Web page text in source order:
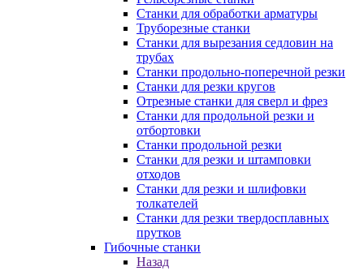
Станки для обработки арматуры
Труборезные станки
Станки для вырезания седловин на
трубаx
Станки продольно-поперечной резки
Станки для резки кругов
Отрезные станки для сверл и фрез
Станки для продольной резки и
отбортовки
Станки продольной резки
Станки для резки и штамповки
отходов
Станки для резки и шлифовки
толкателей
Станки для резки твердосплавных
прутков
Гибочные станки
Назад